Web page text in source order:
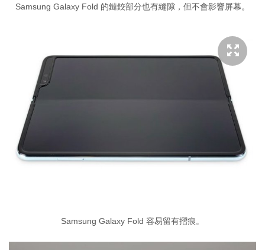
Samsung Galaxy Fold 的鏈鉸部分也有縫隙，但不會影響屏幕。
Samsung Galaxy Fold 容易留有摺痕。